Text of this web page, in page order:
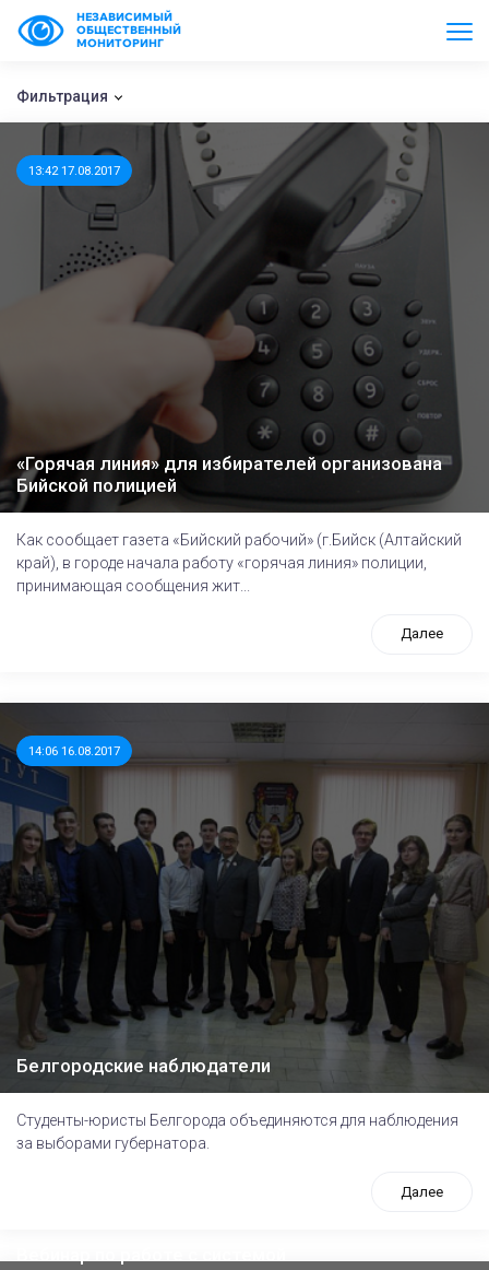
НЕЗАВИСИМЫЙ
ОБЩЕСТВЕННЫЙ
МОНИТОРИНГ
Фильтрация
13:42 17.08.2017
«Горячая линия» для избирателей организована
Бийской полицией
Как сообщает газета «Бийский рабочий» (г.Бийск (Алтайский
край), в городе начала работу «горячая линия» полиции,
принимающая сообщения жит...
Далее
14:06 16.08.2017
Белгородские наблюдатели
Студенты-юристы Белгорода объединяются для наблюдения
за выборами губернатора.
Далее